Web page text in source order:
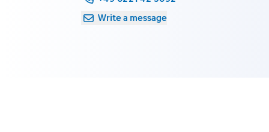
Write a message